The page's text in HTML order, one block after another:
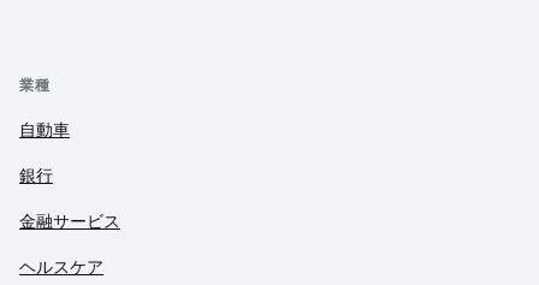
業種
自動車
銀行
金融サービス
ヘルスケア